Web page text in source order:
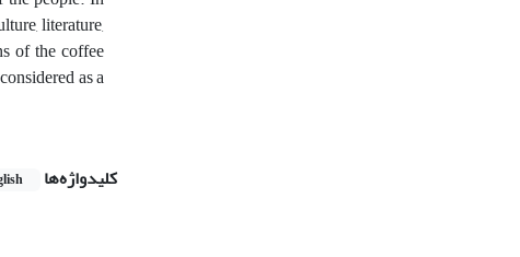
literature,
of the coffee
as a
کلیدواژه‌ها